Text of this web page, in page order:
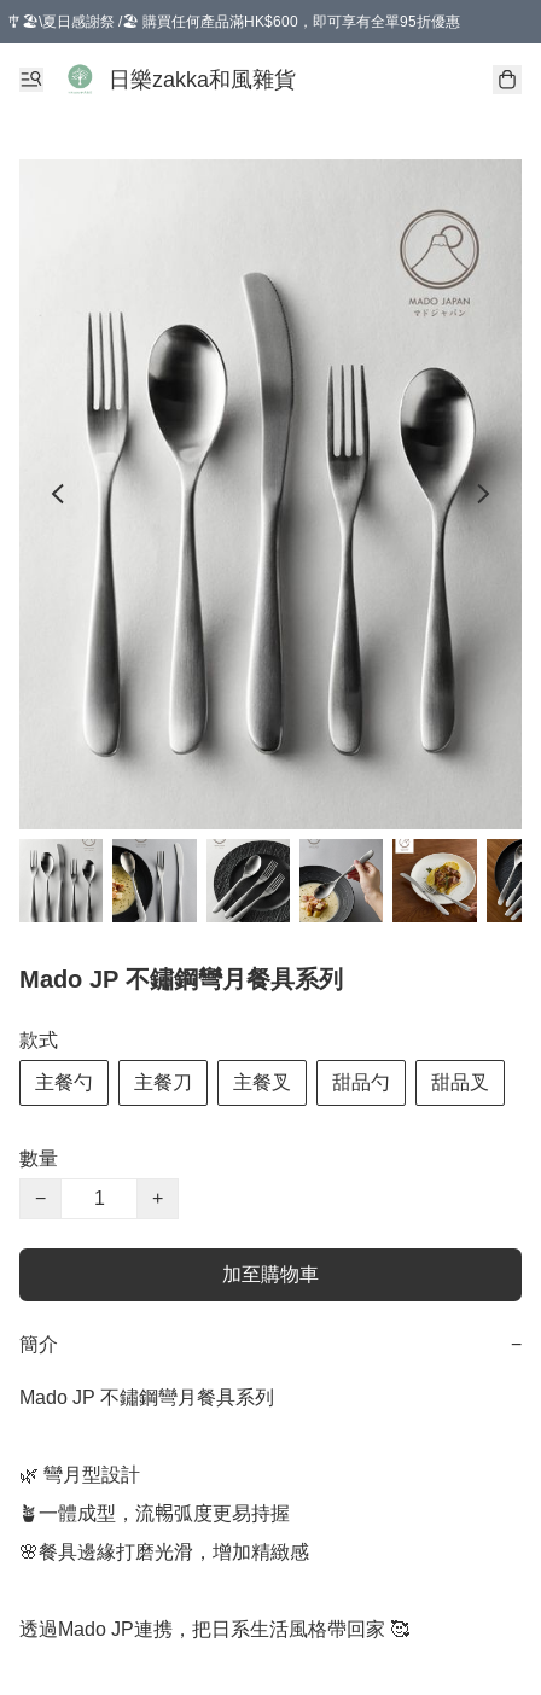
🎐🏖️\夏日感謝祭 /🏖️ 購買任何產品滿HK$600，即可享有全單95折優惠
選擇GoGoX住宅/工商地址配送，單一訂單消費購物滿HK$680(折扣後），可享有
日樂zakka和風雜貨
Mado JP 不鏽鋼彎月餐具系列
款式
主餐勺 主餐刀 主餐叉 甜品勺 甜品叉
數量
−
+
加至購物車
簡介 −
Mado JP 不鏽鋼彎月餐具系列
🌿 彎月型設計
🪴一體成型，流𣈱弧度更易持握
🌸餐具邊緣打磨光滑，增加精緻感
透過Mado JP連携，把日系生活風格帶回家 🥰